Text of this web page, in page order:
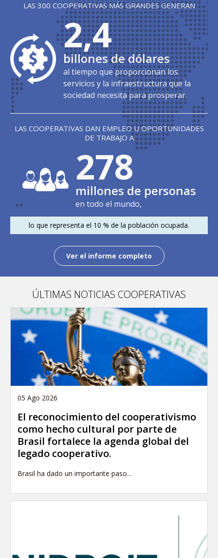
LAS 300 COOPERATIVAS MÁS GRANDES GENERAN
2,4
billones de dólares
al tiempo que proporcionan los
servicios y la infraestructura que la
sociedad necesita para prosperar.
LAS COOPERATIVAS DAN EMPLEO U OPORTUNIDADES
DE TRABAJO A
279
millones de personas
en todo el mundo,
lo que representa el 10 % de la población ocupada.
Ver el informe completo
ÚLTIMAS NOTICIAS COOPERATIVAS
05 Ago 2026
El reconocimiento del cooperativismo
como hecho cultural por parte de
Brasil fortalece la agenda global del
legado cooperativo.
Brasil ha dado un importante paso...